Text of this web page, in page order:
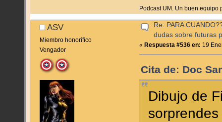
Podcast UM. Un buen
ASV
Miembro honorífico
Vengador
Re: PARA
dudas sobre futuras
« Respuesta #536 en: 19
Cita de: Doc
Dibujo de